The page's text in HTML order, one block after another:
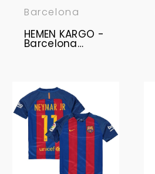
Barcelona
HEMEN KARGO -
Barcelona